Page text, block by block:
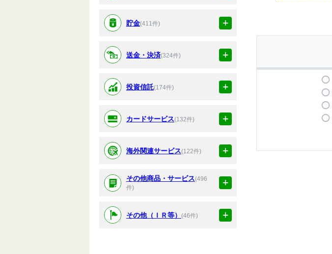
貯金(411件)
送金・決済(324件)
投資信託(174件)
カードサービス(132件)
海外関連サービス(122件)
その他商品・サービス(496
件)
その他（ＩＲ等） (46件)